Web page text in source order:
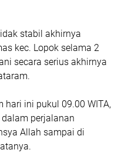
stabil akhirnya
kec. Lopok selama 2
secara serius akhirnya
hari ini pukul 09.00 WITA,
perjalanan
Allah sampai di